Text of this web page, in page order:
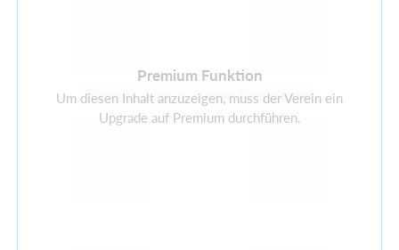
Premium Funktion
Um diesen Inhalt anzuzeigen, muss der Verein ein
Upgrade auf Premium durchführen.
Derzeit gibt es keine Sponsoren